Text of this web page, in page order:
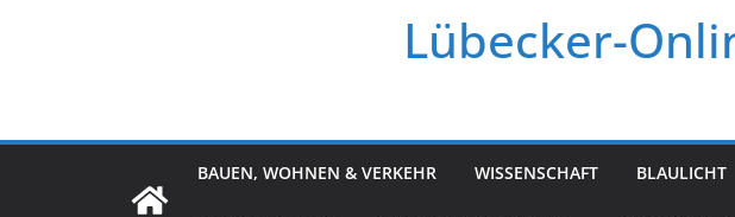
Lübecker-
BAUEN, WOHNEN & VERKEHR WISSENSCHAFT BLAULICHT